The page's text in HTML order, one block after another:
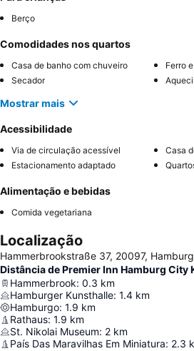
Berço
Comodidades nos quartos
Casa de banho com chuveiro
Ferro
Secador
Mostrar mais
Acessibilidade
Via de circulação acessível
Casa
Estacionamento adaptado
Alimentação e bebidas
Comida vegetariana
Localização
Hammerbrookstraße 37, 20097,
Distância de Premier Inn Hamburg City
Hammerbrook: 0.3 km
Hamburger Kunsthalle: 1.4 km
Hamburgo: 1.9 km
Rathaus: 1.9 km
St. Nikolai Museum: 2 km
País Das Maravilhas Em Miniatura: 2.3